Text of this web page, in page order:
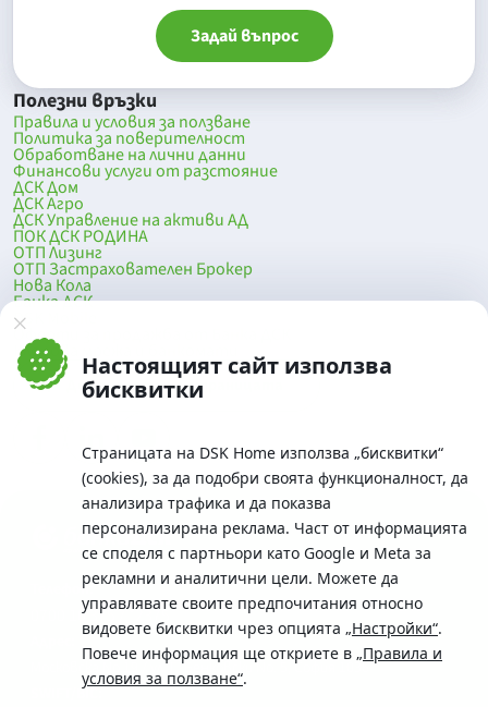
Настоящият сайт използва
бисквитки
Страницата на DSK Home използва „бисквитки“
(cookies), за да подобри своята функционалност, да
анализира трафика и да показва
персонализирана реклама. Част от информацията
се споделя с партньори като Google и Meta за
рекламни и аналитични цели. Можете да
управлявате своите предпочитания относно
видовете бисквитки чрез опцията „Настройки“.
Повече информация ще откриете в „Правила и
условия за ползване“.
Задай въпрос
Полезни връзки
Правила и условия за ползване
Политика за поверителност
Обработване на лични данни
Финансови услуги от разстояние
ДСК Дом
ДСК Агро
ДСК Управление на активи АД
ПОК ДСК РОДИНА
ОТП Лизинг
ОТП Застрахователен Брокер
Нова Кола
Банка ДСК
DSK Mobile
Оферти за продажба от Банка ДСК
Клонова мрежа и банкомати
До началото на страницата
Телефон:
0700 10 375 / *2375
Московска No.19 / ул. Г. Бенковски No. 5, София 1036
SWIFT/BIC: